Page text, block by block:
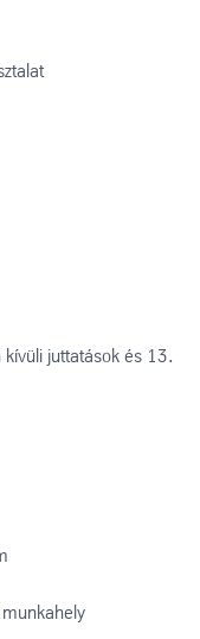
juttatások és 13.